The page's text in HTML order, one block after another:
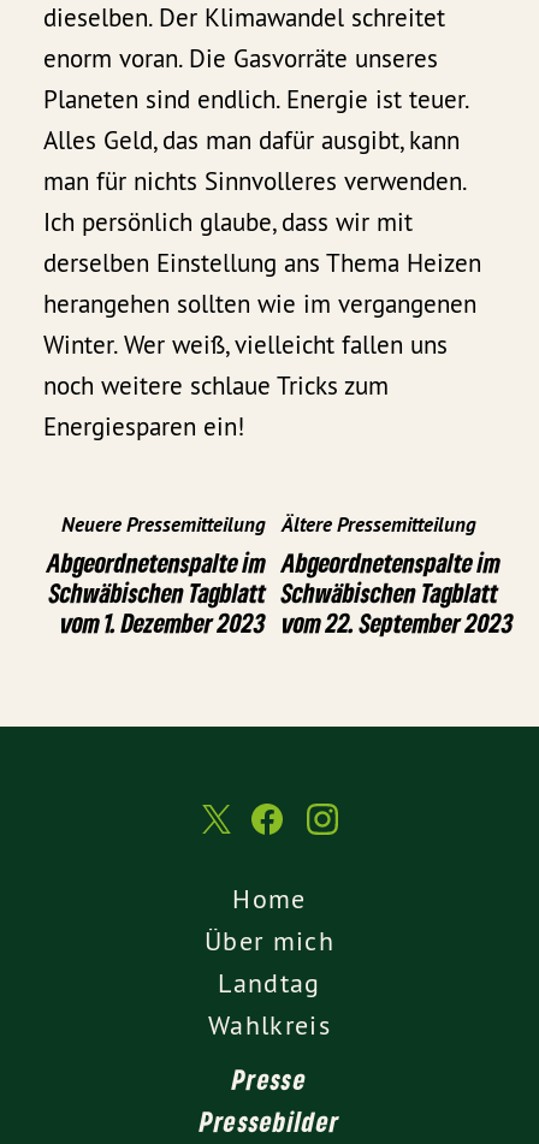
dieselben. Der Klimawandel schreitet
enorm voran. Die Gasvorräte unseres
Planeten sind endlich. Energie ist teuer.
Alles Geld, das man dafür ausgibt, kann
man für nichts Sinnvolleres verwenden.
Ich persönlich glaube, dass wir mit
derselben Einstellung ans Thema Heizen
herangehen sollten wie im vergangenen
Winter. Wer weiß, vielleicht fallen uns
noch weitere schlaue Tricks zum
Energiesparen ein!
Neuere Pressemitteilung
Abgeordnetenspalte im
Schwäbischen Tagblatt
vom 1. Dezember 2023
Ältere Pressemitteilung
Abgeordnetenspalte im
Schwäbischen Tagblatt
vom 22. September 2023
Home
Über mich
Landtag
Wahlkreis
Presse
Pressebilder